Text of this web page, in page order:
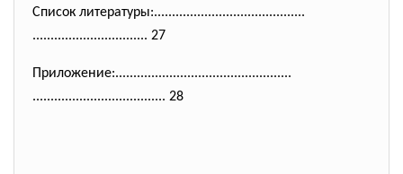
Список литературы:..........................................
................................ 27
Приложение:.................................................
..................................... 28